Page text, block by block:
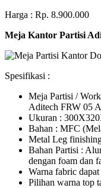
Harga : Rp. 8.900.000
Meja Kantor Partisi
Spesifikasi :
Meja Partisi /
Aditech FRW 05 A
Ukuran :
Bahan : MFC
Metal Leg
Bahan Partisi :
dengan foam dan
Warna fabric
Pilihan warna top